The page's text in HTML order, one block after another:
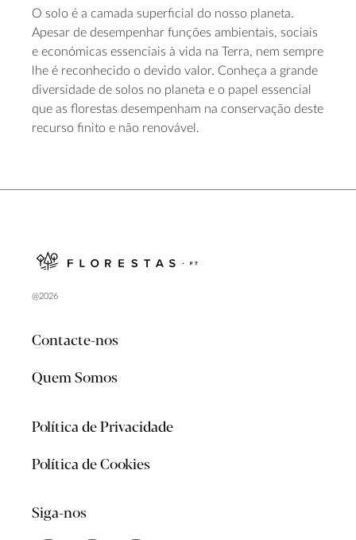
O solo é a camada superficial do nosso planeta.
Apesar de desempenhar funções ambientais, sociais
e económicas essenciais à vida na Terra, nem sempre
lhe é reconhecido o devido valor. Conheça a grande
diversidade de solos no planeta e o papel essencial
que as florestas desempenham na conservação deste
recurso finito e não renovável.
@2026
Contacte-nos
Quem Somos
Política de Privacidade
Política de Cookies
Siga-nos